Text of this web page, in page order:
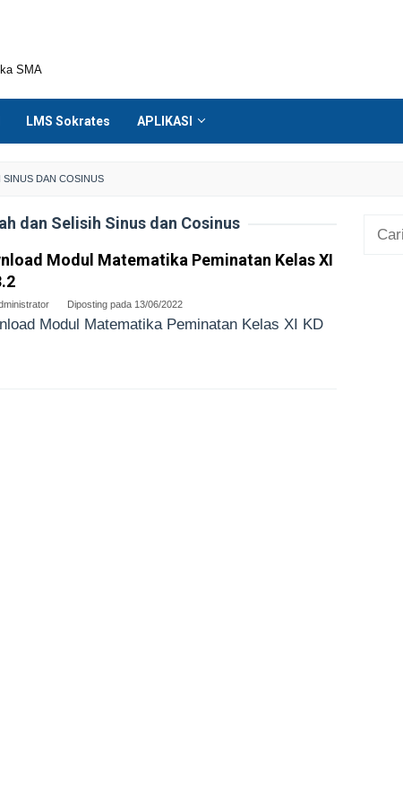
SMA
LMS Sokrates APLIKASI
SINUS DAN COSINUS
dan Selisih Sinus dan Cosinus
Modul Matematika Peminatan Kelas XI
Diposting pada 13/06/2022
Modul Matematika Peminatan Kelas XI KD
Cari